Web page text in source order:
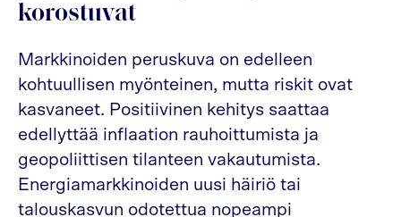
korostuvat
Markkinoiden peruskuva on edelleen
kohtuullisen myönteinen, mutta riskit ovat
kasvaneet. Positiivinen kehitys saattaa
edellyttää inflaation rauhoittumista ja
geopoliittisen tilanteen vakautumista.
Energiamarkkinoiden uusi häiriö tai
talouskasvun odotettua nopeampi